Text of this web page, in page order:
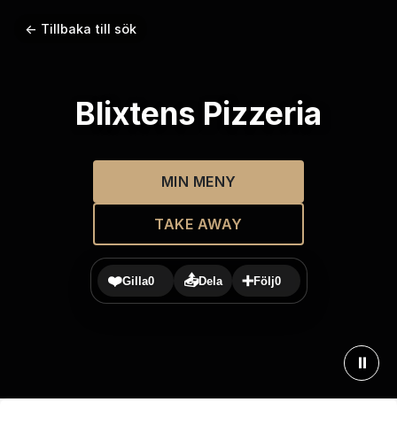
← Tillbaka till sök
Blixtens Pizzeria
MIN MENY
TAKE AWAY
❤️Gilla0 📤Dela ➕Följ0
⏸